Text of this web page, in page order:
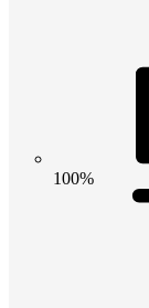
100%